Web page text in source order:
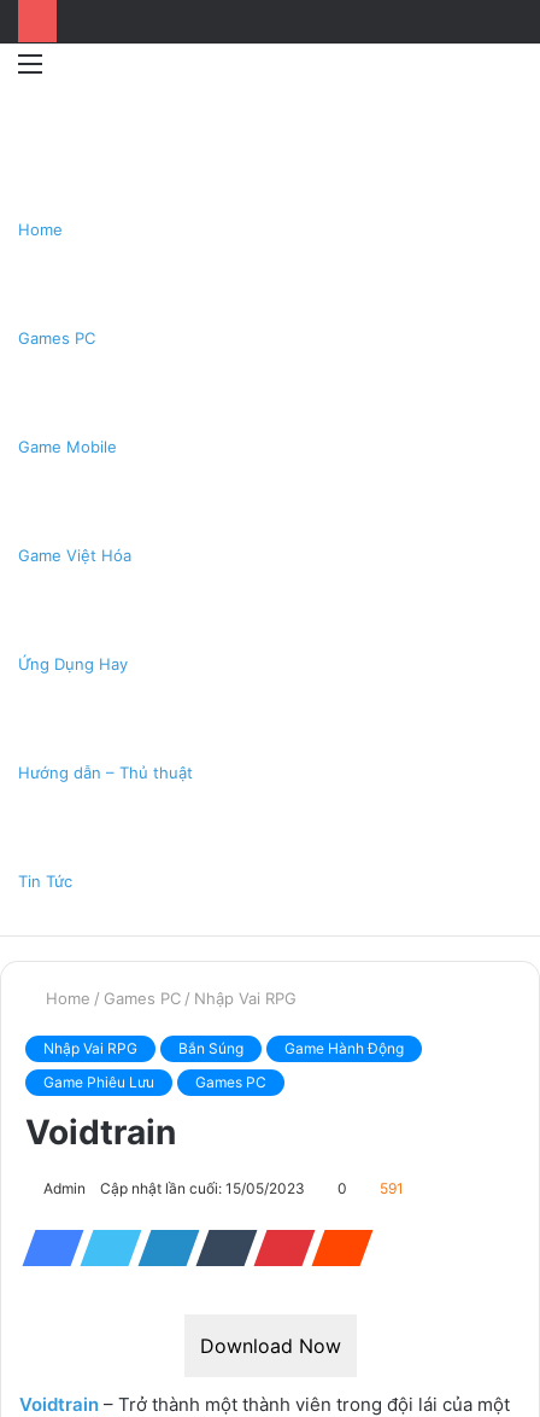
Home
Games PC
Game Mobile
Game Việt Hóa
Ứng Dụng Hay
Hướng dẫn – Thủ thuật
Tin Tức
Home / Games PC / Nhập Vai RPG
Nhập Vai RPG Bắn Súng
Game Hành Động
Game Phiêu Lưu
Games PC
Voidtrain
Admin Cập nhật lần cuối: 15/05/2023 0 591
Download Now
Voidtrain – Trở thành một thành viên trong đội lái của một